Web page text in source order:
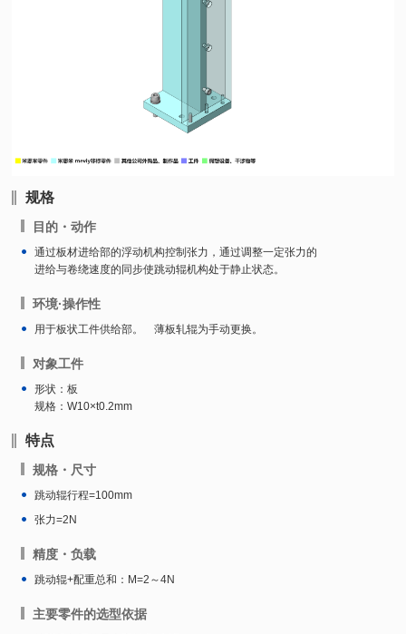
规格
目的・动作
通过板材进给部的浮动机构控制张力，通过调整一定张力的
进给与卷绕速度的同步使跳动辊机构处于静止状态。
环境·操作性
用于板状工件供给部。 薄板轧辊为手动更换。
对象工件
形状：板
规格：W10×t0.2mm
特点
规格・尺寸
跳动辊行程=100mm
张力=2N
精度・负载
跳动辊+配重总和：M=2～4N
主要零件的选型依据